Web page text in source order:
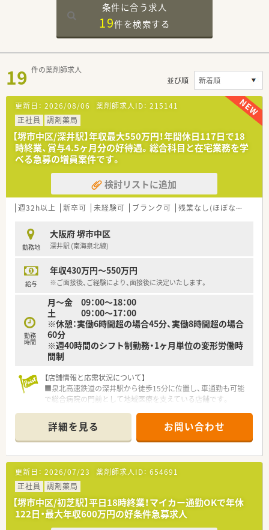
条件に合う求人
19件を検索する
19 件の薬剤師求人
並び順
更新日： 2026/08/06 薬剤師求人ID： 215141
正社員
調剤薬局
【堺市中区/深井駅】年収最大550万円！年間休日117日で18
時終業、賞与4.5ヶ月分の好待遇。総合科目と在宅業務を学
べる急募の増員案件です。
検討リストに追加
週32h以上 新卒可 未経験可 ブランク可 残業なし(ほぼなし含む)
勤務地
大阪府 堺市中区
深井駅 (南海泉北線)
給与
年収430万円～550万円
※ご面接後、ご経験により、面接後に決定いたします。
勤務
時間
月～金 09：00～18：00
土 09：00～17：00
※休憩：実働6時間超の場合45分、実働8時間超の場合
60分
※週40時間のシフト制勤務・1ヶ月単位の変形労働時
間制
【店舗情報と応需状況について】
■泉北高速鉄道の深井駅から徒歩15分に位置し、車通勤も可能
で総合病院の門前として地域医療を支えている店舗です。
り、1日の処方箋枚数は平均80枚程度となっています。
■薬剤師は常勤2名とパート2名の体制で運営しており、事務ス
タッフも数名在籍して円滑な業務遂行を支えています。
【法人特徴について】
■大阪府内で11店舗を展開しており、病院門前での複雑な処方
経験や積極的な在宅医療への取り組みが可能な法人です。
■ロボピック等の最新設備を導入し、薬剤師が対人業務に専念で
きるよう間接業務には専任の助手を配置しています。
■採用方針として人間性を最重視しているため社内の人間関係
詳細を見る お問い合わせ
更新日： 2026/07/23 薬剤師求人ID： 654691
正社員
調剤薬局
【堺市中区/初芝駅】平日18時終業！マイカー通勤OKで年休
122日・最大年収600万円の好条件急募求人